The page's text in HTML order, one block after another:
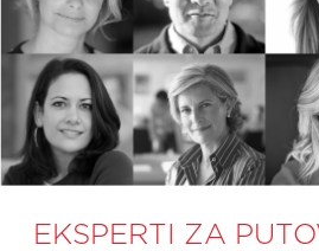
EKSPERTI ZA